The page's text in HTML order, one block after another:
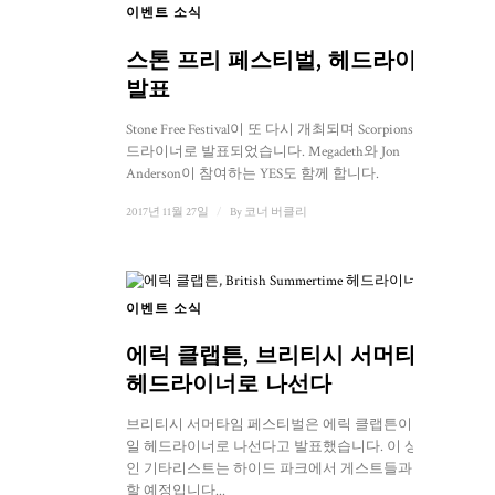
이벤트 소식
스톤 프리 페스티벌, 헤드라이너
발표
Stone Free Festival이 또 다시 개최되며 Scorpions가 헤
드라이너로 발표되었습니다. Megadeth와 Jon
Anderson이 참여하는 YES도 함께 합니다.
2017년 11월 27일 By 코너 버클리
이벤트 소식
에릭 클랩튼, 브리티시 서머타임
헤드라이너로 나선다
브리티시 서머타임 페스티벌은 에릭 클랩튼이 7월 8
일 헤드라이너로 나선다고 발표했습니다. 이 상징적
인 기타리스트는 하이드 파크에서 게스트들과 함께